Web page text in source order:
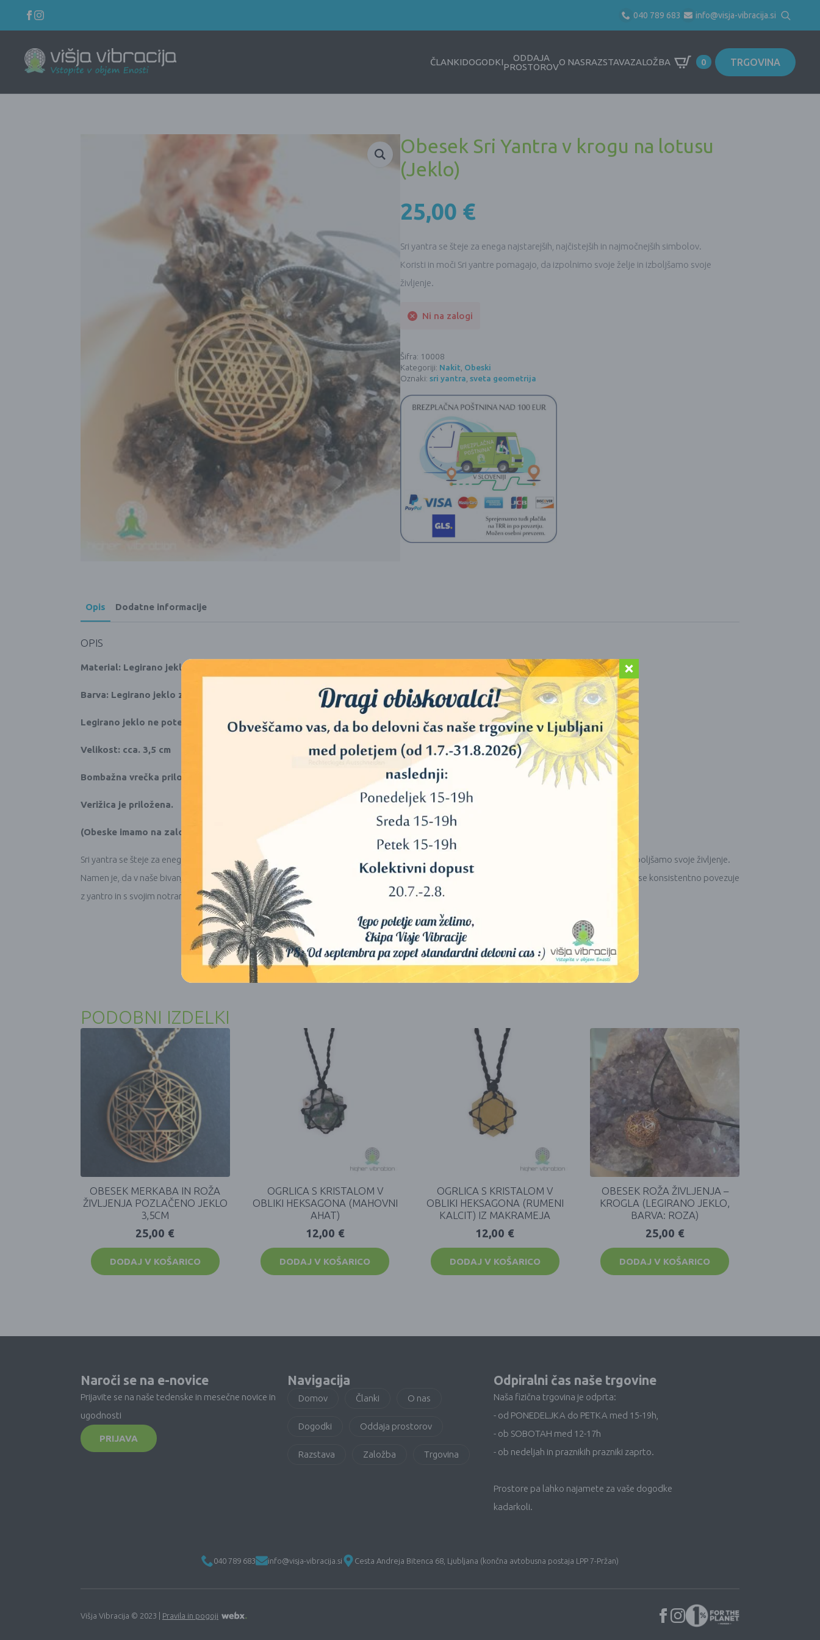
040 789 683 info@visja-vibracija.si
Search
for:
ČLANKIDOGODKI
ODDAJA
PROSTOROVO NASRAZSTAVAZALOŽBA 0 TRGOVINA
Obesek Sri Yantra v krogu na lotusu
(Jeklo)
25,00 €
Sri yantra se šteje za enega najstarejših, najčistejših in najmočnejših simbolov.
Koristi in moči Sri yantre pomagajo, da izpolnimo svoje želje in izboljšamo svoje
življenje.
Ni na zalogi
Šifra: 10008
Kategoriji: Nakit, Obeski
Oznaki: sri yantra, sveta geometrija
Opis Dodatne informacije
OPIS
Material: Legirano jeklo
Barva: Legirano jeklo zlate barve
Legirano jeklo ne potemni in je ugodnejša alternativa srebru in zlatu.
Velikost: cca. 3,5 cm
Bombažna vrečka priložena
Verižica je priložena.
(Obeske imamo na zalogi morda le v manjših količinah.)
Sri yantra se šteje za enega najstarejših, najčistejših in najmočnejših simbolov. Koristi in moči Sri yantre pomagajo, da izpolnimo svoje želje in izboljšamo svoje življenje.
Namen je, da v naše bivanje prinese bogastvo, tako v duhovnih kot v materialnih sferah. Prav tako uporabniku zagotavlja mir, moč in uspeh, ko se konsistentno povezuje
z yantro in s svojim notranjim mirom, bistvom in zavedanjem.
PODOBNI IZDELKI
OBESEK MERKABA IN ROŽA
ŽIVLJENJA POZLAČENO JEKLO
3,5CM
25,00 €
DODAJ V KOŠARICO
OGRLICA S KRISTALOM V
OBLIKI HEKSAGONA (MAHOVNI
AHAT)
12,00 €
DODAJ V KOŠARICO
OGRLICA S KRISTALOM V
OBLIKI HEKSAGONA (RUMENI
KALCIT) IZ MAKRAMEJA
12,00 €
DODAJ V KOŠARICO
OBESEK ROŽA ŽIVLJENJA –
KROGLA (LEGIRANO JEKLO,
BARVA: ROZA)
25,00 €
DODAJ V KOŠARICO
Naroči se na e-novice
Prijavite se na naše tedenske in mesečne novice in
ugodnosti
PRIJAVA
Navigacija
Domov Članki O nas
Dogodki Oddaja prostorov
Razstava Založba Trgovina
Odpiralni čas naše trgovine
Naša fizična trgovina je odprta:
- od PONEDELJKA do PETKA med 15-19h,
- ob SOBOTAH med 12-17h
- ob nedeljah in praznikih prazniki zaprto.
Prostore pa lahko najamete za vaše dogodke
kadarkoli.
040 789 683 info@visja-vibracija.si Cesta Andreja Bitenca 68, Ljubljana (končna avtobusna postaja LPP 7-Pržan)
Višja Vibracija © 2023 | Pravila in pogoji